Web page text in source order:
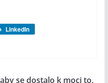
LinkedIn
se dostalo k moci to,